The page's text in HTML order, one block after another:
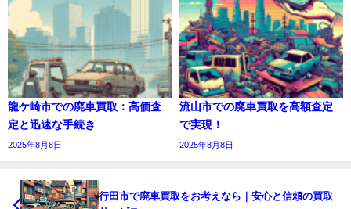
龍ケ崎市での廃車買取：高価査
定と迅速な手続き
2025年8月8日
流山市での廃車買取を高額査定
で実現！
2025年8月8日
行田市で廃車買取をお考えなら｜安心と信頼の買取